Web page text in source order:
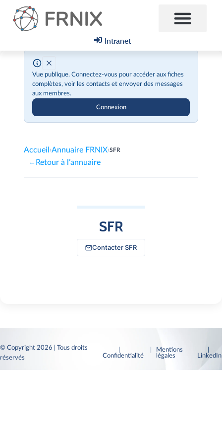
Intranet
Vue publique. Connectez-vous pour accéder aux fiches
complètes, voir les contacts et envoyer des messages
aux membres.
Connexion
Accueil ›Annuaire FRNIX›SFR
← Retour à l’annuaire
SFR
Contacter SFR
© Copyright 2026 | Tous droits
réservés
Confidentialité
| Mentions
légales